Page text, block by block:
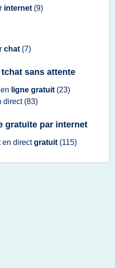
internet (9)
chat (7)
sans attente
en ligne gratuit (23)
direct (83)
gratuite par internet
en directgratuit (115)